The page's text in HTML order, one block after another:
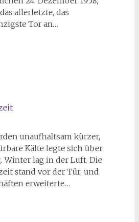
allerletzte, das
Tor an…
unaufhaltsam kürzer,
Kälte legte sich über
Winter lag in der Luft. Die
stand vor der Tür, und
erweiterte…